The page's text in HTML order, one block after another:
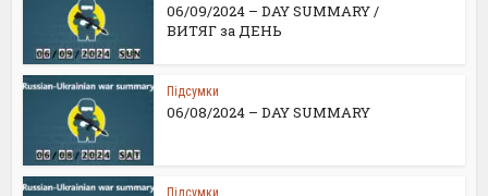
06/09/2024 – DAY SUMMARY /
ВИТЯГ за ДЕНЬ
Підсумки
06/08/2024 – DAY SUMMARY
Підсумки